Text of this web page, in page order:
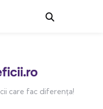
care fac diferența!